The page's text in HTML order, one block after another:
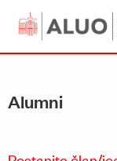
Alumni